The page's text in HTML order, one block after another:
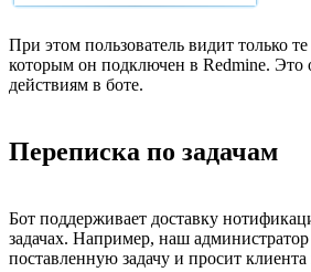
При этом пользователь видит только
которым он подключен в Redmine. Это
действиям в боте.
Переписка по задачам
Бот поддерживает доставку
задачах. Например, наш
поставленную задачу и просит клиента